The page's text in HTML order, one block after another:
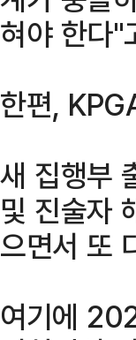
혀야 한다"
한편,
새 집행부
및 진술자
으면서 또
여기에